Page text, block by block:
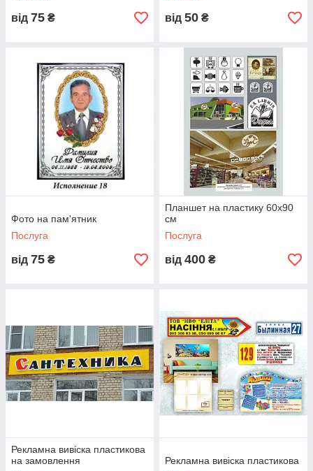
від 75 ₴ від 50 ₴
Фото на пам'ятник
Послуга
від 75 ₴
Планшет на пластику 60х90
см
Послуга
від 400 ₴
Рекламна вивіска пластикова
на замовлення
Рекламна вивіска пластикова